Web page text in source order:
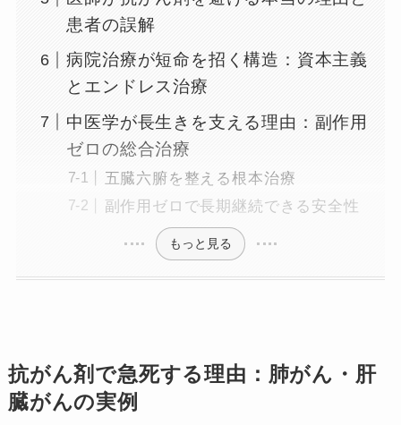
患者の誤解
病院治療が短命を招く構造：資本主義
とエンドレス治療
中医学が長生きを支える理由：副作用
ゼロの総合治療
五臓六腑を整える根本治療
副作用ゼロで長期継続できる安全性
もっと見る
抗がん剤で急死する理由：肺がん・肝
臓がんの実例